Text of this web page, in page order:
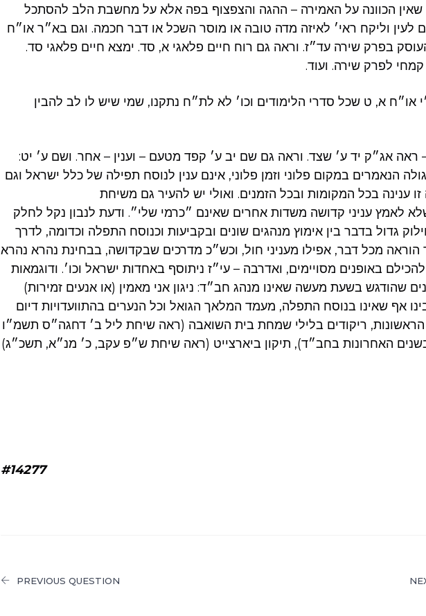
שאין הכוונה על האמירה – ההגה והצפצוף בפה אלא על מחשבת הלב להסתכל
לעין וליקח ראי׳ לאיזה מדה טובה או מוסר השכל או דבר חכמה. וגם בא״ר או״ח
בפרק שירה עד״ז. וראה גם רוח חיים פלאגי א, סד. ימצא חיים פלאגי סד.
לפרק שירה. ועוד.
או״ח א, ט שכל סדרי הלימודים וכו׳ לא לת״ח נתקנו, שמי שיש לו לב להבין
ראה אג״ק יד ע׳ שצד. וראה גם שם יב ע׳ קפד מטעם – וענין – אחר. ושם ע׳ יט:
הנאמרים במקום פלוני וזמן פלוני, אינם ענין לנוסח תפילה של כלל ישראל וגם
ענינה בכל המקומות ובכל הזמנים. ואולי יש להעיר גם משיחת
לאמץ עניני קדושה משדות אחרים שאינם ״כרמי שלי״. ודעת לנבון נקל לחלק
גדול בדבר בין אימוץ מנהגים שונים ובקביעות וכנוסח התפלה וכדומה, לדרך
מכל דבר, אפילו מעניני חול, וכש״כ מדרכים שבקדושה, בבחינת נהרא נהרא
באופנים מסויימים, ואדרבה – עי״ז ניתוסף באחדות ישראל וכו׳. ודוגמאות
שהודגש בשעת מעשה שאינו מנהג חב״ד: ניגון אני מאמין (או אנעים זמירות)
אף שאינו בנוסח התפלה, מעמד המלאך הגואל וכל הנערים בהתוועדויות דיום
ריקודים בלילי שמחת בית השואבה (ראה שיחת ליל ב׳ דחגה״ס תשמ״ו
האחרונות בחב״ד), תיקון ביארצייט (ראה שיחת ש״פ עקב, כ׳ מנ״א, תשכ״ג)
#14277
PREVIOUS QUESTION